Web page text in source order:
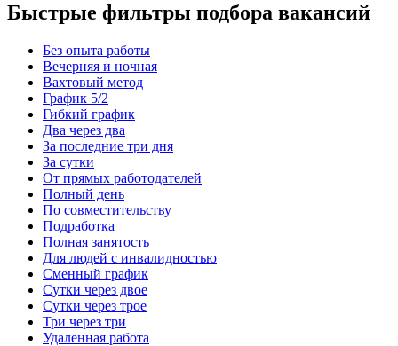
Быстрые фильтры подбора вакансий
Без опыта работы
Вечерняя и ночная
Вахтовый метод
График 5/2
Гибкий график
Два через два
За последние три дня
За сутки
От прямых работодателей
Полный день
По совместительству
Подработка
Полная занятость
Для людей с инвалидностью
Сменный график
Сутки через двое
Сутки через трое
Три через три
Удаленная работа